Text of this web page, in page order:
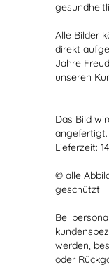
Alle Bilder
direkt
Jahre
unseren
Das Bild
angefertigt.
Lieferzeit:
© alle
geschützt
Bei
werden,
oder